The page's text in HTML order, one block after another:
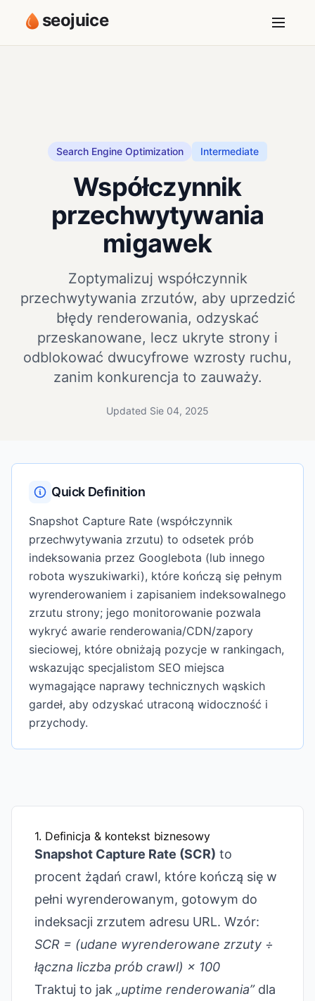
seojuice
Search Engine Optimization Intermediate
Współczynnik
przechwytywania
migawek
Zoptymalizuj współczynnik
przechwytywania zrzutów, aby uprzedzić
błędy renderowania, odzyskać
przeskanowane, lecz ukryte strony i
odblokować dwucyfrowe wzrosty ruchu,
zanim konkurencja to zauważy.
Updated Sie 04, 2025
Quick Definition
Snapshot Capture Rate (współczynnik
przechwytywania zrzutu) to odsetek prób
indeksowania przez Googlebota (lub innego
robota wyszukiwarki), które kończą się pełnym
wyrenderowaniem i zapisaniem indeksowalnego
zrzutu strony; jego monitorowanie pozwala
wykryć awarie renderowania/CDN/zapory
sieciowej, które obniżają pozycje w rankingach,
wskazując specjalistom SEO miejsca
wymagające naprawy technicznych wąskich
gardeł, aby odzyskać utraconą widoczność i
przychody.
1. Definicja & kontekst biznesowy
Snapshot Capture Rate (SCR) to
procent żądań crawl, które kończą się w
pełni wyrenderowanym, gotowym do
indeksacji zrzutem adresu URL. Wzór:
SCR = (udane wyrenderowane zrzuty ÷
łączna liczba prób crawl) × 100
Traktuj to jak „uptime renderowania”dla